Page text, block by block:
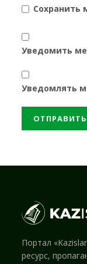
Сохранить
Уведомить
Уведомлять
Портал
ресурс,